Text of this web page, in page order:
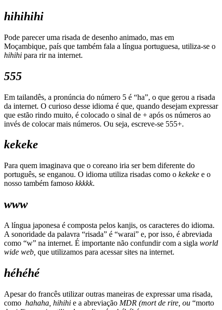
hihihihi
Pode parecer uma risada de desenho animado, mas em
Moçambique, país que também fala a língua portuguesa, utiliza-se o
hihihi para rir na internet.
555
Em tailandês, a pronúncia do número 5 é “ha”, o que gerou a risada
da internet. O curioso desse idioma é que, quando desejam expressar
que estão rindo muito, é colocado o sinal de + após os números ao
invés de colocar mais números. Ou seja, escreve-se 555+.
kekeke
Para quem imaginava que o coreano iria ser bem diferente do
português, se enganou. O idioma utiliza risadas como o kekeke e o
nosso também famoso kkkkk.
www
A língua japonesa é composta pelos kanjis, os caracteres do idioma.
A sonoridade da palavra “risada” é “warai” e, por isso, é abreviada
como “w” na internet. É importante não confundir com a sigla world
wide web, que utilizamos para acessar sites na internet.
héhéhé
Apesar do francês utilizar outras maneiras de expressar uma risada,
como hahaha, hihihi e a abreviação MDR (mort de rire, ou “morto